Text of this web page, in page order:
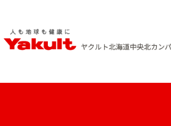
content
ヤクルト北海道中央 北カンパニー
人も地球も健康に